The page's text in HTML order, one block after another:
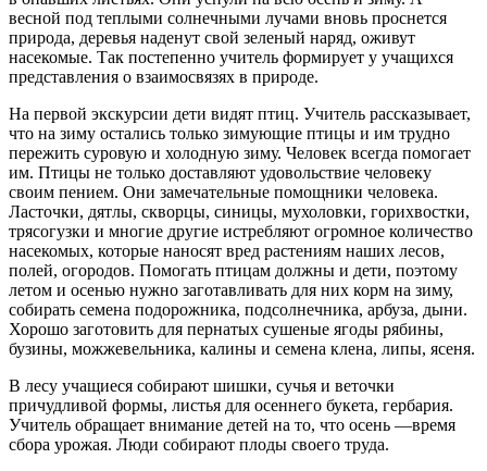
весной под теплыми солнечными лучами вновь проснется
природа, деревья наденут свой зеленый наряд, оживут
насекомые. Так постепенно учитель формирует у учащихся
представления о взаимосвязях в природе.
На первой экскурсии дети видят птиц. Учитель рассказывает,
что на зиму остались только зимующие птицы и им трудно
пережить суровую и холодную зиму. Человек всегда помогает
им. Птицы не только доставляют удовольствие человеку
своим пением. Они замечательные помощники человека.
Ласточки, дятлы, скворцы, синицы, мухоловки, горихвостки,
трясогузки и многие другие истребляют огромное количество
насекомых, ко­торые наносят вред растениям наших лесов,
полей, огородов. Помогать птицам должны и дети, поэтому
летом и осенью нужно заготавливать для них корм на зиму,
собирать семена подорожника, подсолнечника, арбуза, дыни.
Хорошо заготовить для пернатых сушеные ягоды рябины,
бузины, можжевельника, калины и семена клена, липы, ясеня.
В лесу учащиеся собирают шишки, сучья и веточки
причудливой формы, листья для осеннего букета, гербария.
Учитель обращает внимание детей на то, что осень —время
сбора урожая. Люди собирают плоды своего труда.